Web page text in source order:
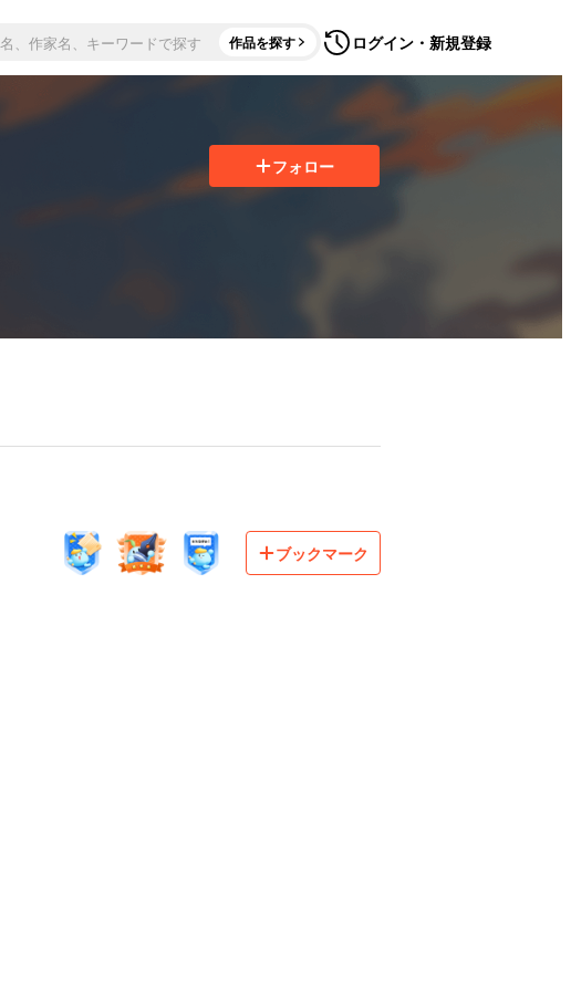
作品を探す ログイン・新規登録
フォロー
ブックマーク